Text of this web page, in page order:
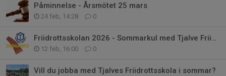
Påminnelse - Årsmötet 25 mars
24 feb, 14:28 0
Friidrottsskolan 2026 - Sommarkul med Tjalve Friidrott
12 feb, 16:00 0
Vill du jobba med Tjalves Friidrottsskola i sommar?